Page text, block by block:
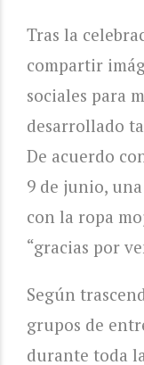
Tras la
compartir
sociales para
desarrollado
De acuerdo
9 de junio,
con la ropa
“gracias por
Según
grupos de
durante toda